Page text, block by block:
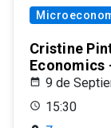
Cristine
Economics
9 de
15:30